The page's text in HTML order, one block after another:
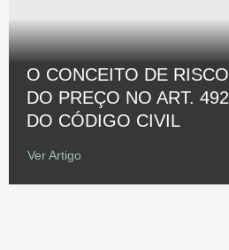
O CONCEITO DE RISCO
DO PREÇO NO ART. 492
DO CÓDIGO CIVIL
Ver Artigo